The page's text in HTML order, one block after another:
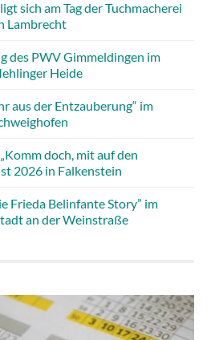
sich am Tag der Tuchmacherei
Lambrecht
des PWV Gimmeldingen im
Heide
aus der Entzauberung“ im
doch, mit auf den
2026 in Falkenstein
Frieda Belinfante Story” im
an der Weinstraße